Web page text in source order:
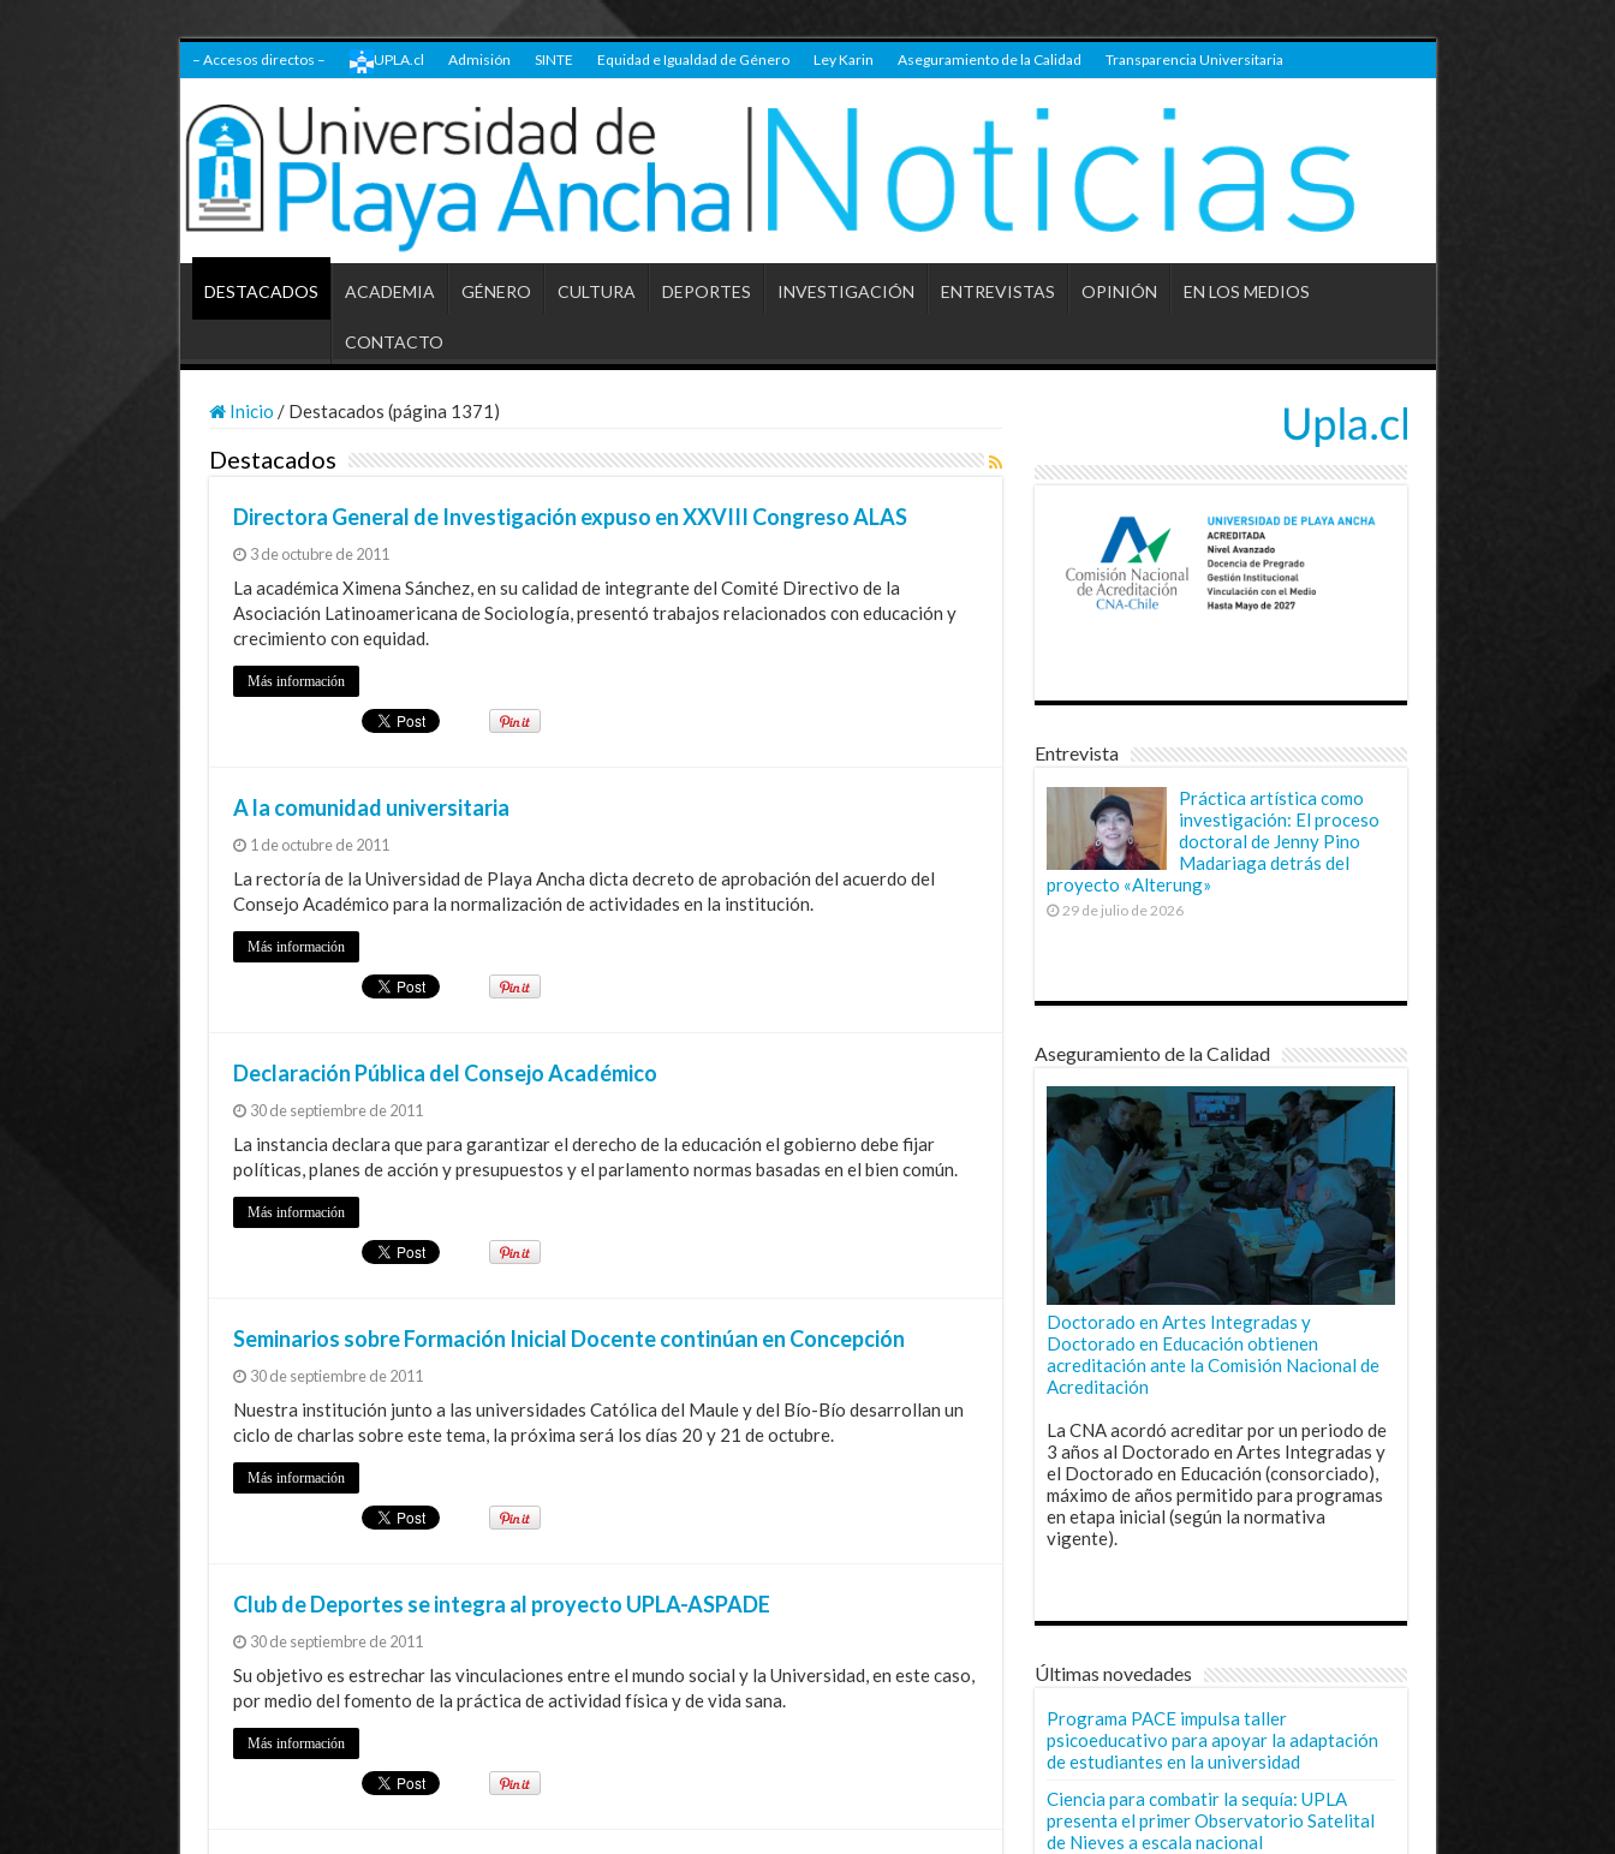
– Accesos directos – UPLA.cl Admisión SINTE Equidad e Igualdad de Género Ley Karin Aseguramiento de la Calidad Transparencia Universitaria
DESTACADOS ACADEMIA GÉNERO CULTURA DEPORTES INVESTIGACIÓN ENTREVISTAS OPINIÓN EN LOS MEDIOS
CONTACTO
Inicio / Destacados (página 1371)
Destacados
Directora General de Investigación expuso en XXVIII Congreso ALAS
3 de octubre de 2011
La académica Ximena Sánchez, en su calidad de integrante del Comité Directivo de la
Asociación Latinoamericana de Sociología, presentó trabajos relacionados con educación y
crecimiento con equidad.
Más información
A la comunidad universitaria
1 de octubre de 2011
La rectoría de la Universidad de Playa Ancha dicta decreto de aprobación del acuerdo del
Consejo Académico para la normalización de actividades en la institución.
Más información
Declaración Pública del Consejo Académico
30 de septiembre de 2011
La instancia declara que para garantizar el derecho de la educación el gobierno debe fijar
políticas, planes de acción y presupuestos y el parlamento normas basadas en el bien común.
Más información
Seminarios sobre Formación Inicial Docente continúan en Concepción
30 de septiembre de 2011
Nuestra institución junto a las universidades Católica del Maule y del Bío-Bío desarrollan un
ciclo de charlas sobre este tema, la próxima será los días 20 y 21 de octubre.
Más información
Club de Deportes se integra al proyecto UPLA-ASPADE
30 de septiembre de 2011
Su objetivo es estrechar las vinculaciones entre el mundo social y la Universidad, en este caso,
por medio del fomento de la práctica de actividad física y de vida sana.
Más información
Entrevista
Práctica artística como
investigación: El proceso
doctoral de Jenny Pino
Madariaga detrás del
proyecto «Alterung»
29 de julio de 2026
Aseguramiento de la Calidad
Doctorado en Artes Integradas y
Doctorado en Educación obtienen
acreditación ante la Comisión Nacional de
Acreditación
La CNA acordó acreditar por un periodo de
3 años al Doctorado en Artes Integradas y
el Doctorado en Educación (consorciado),
máximo de años permitido para programas
en etapa inicial (según la normativa
vigente).
Últimas novedades
Programa PACE impulsa taller
psicoeducativo para apoyar la adaptación
de estudiantes en la universidad
Ciencia para combatir la sequía: UPLA
presenta el primer Observatorio Satelital
de Nieves a escala nacional